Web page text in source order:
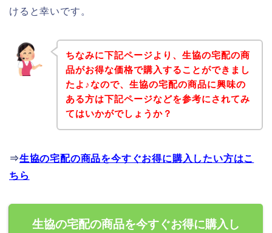
けると幸いです。
ちなみに下記ページより、生協の宅配の商
品がお得な価格で購入することができまし
たよ♪なので、生協の宅配の商品に興味の
ある方は下記ページなどを参考にされてみ
てはいかがでしょうか？
⇒生協の宅配の商品を今すぐお得に購入したい方はこ
ちら
生協の宅配の商品を今すぐお得に購入し